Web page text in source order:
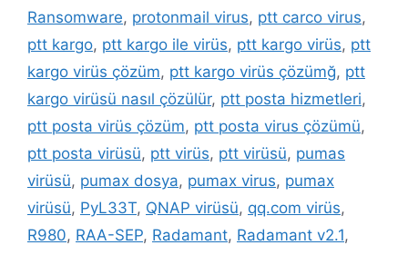
Ransomware, protonmail virus, ptt carco virus,
ptt kargo, ptt kargo ile virüs, ptt kargo virüs, ptt
kargo virüs çözüm, ptt kargo virüs çözümğ, ptt
kargo virüsü nasıl çözülür, ptt posta hizmetleri,
ptt posta virüs çözüm, ptt posta virus çözümü,
ptt posta virüsü, ptt virüs, ptt virüsü, pumas
virüsü, pumax dosya, pumax virus, pumax
virüsü, PyL33T, QNAP virüsü, qq.com virüs,
R980, RAA-SEP, Radamant, Radamant v2.1,